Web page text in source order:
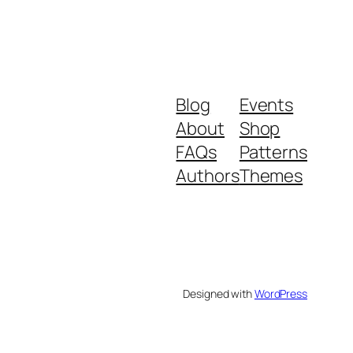
Blog
About
FAQs
Authors
Events
Shop
Patterns
Themes
Designed withWordPress